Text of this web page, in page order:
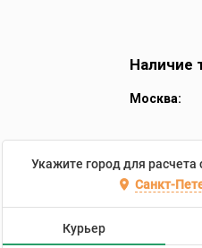
Наличие
Москва:
Укажите город для расчета
Санкт-
Курьер